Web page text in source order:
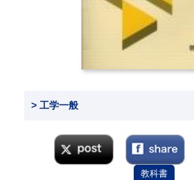
> 工学一般
教科書